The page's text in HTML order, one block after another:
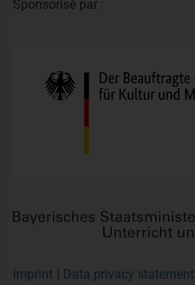
Sponsorisé par :
Imprint Data privacy statement